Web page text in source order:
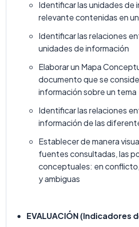
Identificar las unidades de
relevante contenidas en
Identificar las relaciones
unidades de información
Elaborar un Mapa
documento que se
información sobre un tema
Identificar las relaciones
información de las
Establecer de manera
fuentes consultadas, las
conceptuales: en
y ambiguas
EVALUACIÓN (Indicadores